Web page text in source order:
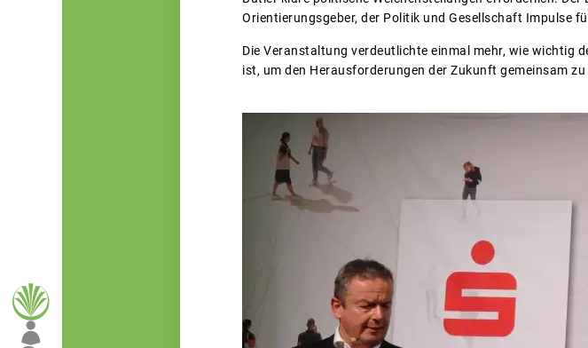
Orientierungsgeber, der Politik und Gesellschaft Impulse
Die Veranstaltung verdeutlichte einmal mehr, wie wichtig
ist, um den Herausforderungen der Zukunft gemeinsam zu